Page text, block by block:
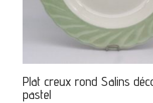
Plat creux rond Salins
pastel